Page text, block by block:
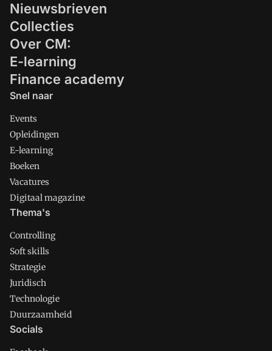
Nieuwsbrieven
Collecties
Over CM:
E-learning
Finance academy
Snel naar
Events
Opleidingen
E-learning
Boeken
Vacatures
Digitaal magazine
Thema's
Controlling
Soft skills
Strategie
Juridisch
Technologie
Duurzaamheid
Socials